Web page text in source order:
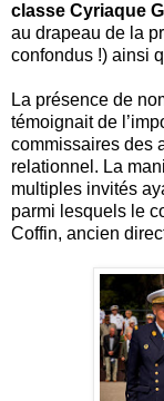
classe Cyriaque
au drapeau de la
confondus !) ainsi
La présence de
témoignait de
commissaires des
relationnel. La
multiples invités
parmi lesquels le
Coffin, ancien